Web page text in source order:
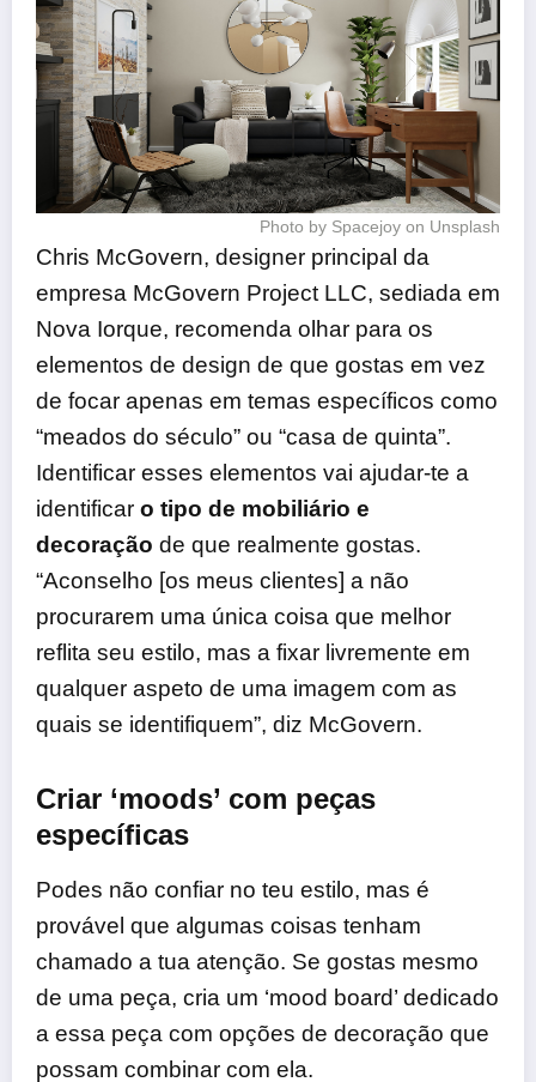
Photo by Spacejoy on Unsplash
Chris McGovern, designer principal da
empresa McGovern Project LLC, sediada em
Nova Iorque, recomenda olhar para os
elementos de design de que gostas em vez
de focar apenas em temas específicos como
“meados do século” ou “casa de quinta”.
Identificar esses elementos vai ajudar-te a
identificar o tipo de mobiliário e
decoração de que realmente gostas.
“Aconselho [os meus clientes] a não
procurarem uma única coisa que melhor
reflita seu estilo, mas a fixar livremente em
qualquer aspeto de uma imagem com as
quais se identifiquem”, diz McGovern.
Criar ‘moods’ com peças
específicas
Podes não confiar no teu estilo, mas é
provável que algumas coisas tenham
chamado a tua atenção. Se gostas mesmo
de uma peça, cria um ‘mood board’ dedicado
a essa peça com opções de decoração que
possam combinar com ela.